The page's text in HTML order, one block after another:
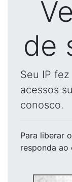
de
Seu IP
acessos
conosco.
Para liberar
responda ao